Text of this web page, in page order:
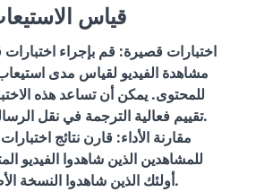
قياس
اختبارات قصيرة: قم بإجراء
مشاهدة الفيديو لقياس مدى
للمحتوى. يمكن أن تساعد هذه
تقييم فعالية الترجمة في نقل الرسالة بوضوح.
مقارنة الأداء: قارن نتائج
للمشاهدين الذين شاهدوا الفيديو
أولئك الذين شاهدوا النسخة الأصلية.